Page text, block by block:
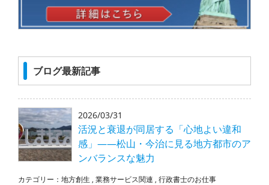
ブログ最新記事
2026/03/31
活況と衰退が同居する「心地よい違和
感」――松山・今治に見る地方都市のア
ンバランスな魅力
カテゴリー： 地方創生 , 業務サービス関連 , 行政書士のお仕事